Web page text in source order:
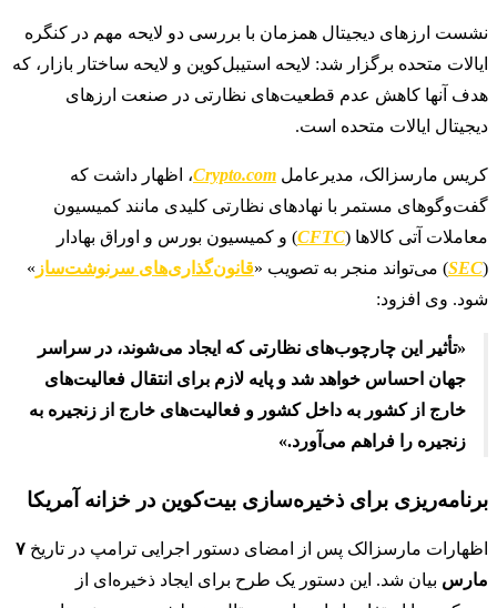
نشست ارزهای دیجیتال همزمان با بررسی دو لایحه مهم در کنگره
ایالات متحده برگزار شد: لایحه استیبل‌کوین و لایحه ساختار بازار، که
هدف آنها کاهش عدم قطعیت‌های نظارتی در صنعت ارزهای
دیجیتال ایالات متحده است.
کریس مارسزالک، مدیرعامل Crypto.com، اظهار داشت که
گفت‌وگوهای مستمر با نهادهای نظارتی کلیدی مانند کمیسیون
معاملات آتی کالاها (CFTC) و کمیسیون بورس و اوراق بهادار
(
SEC) می‌تواند منجر به تصویب «قانون‌گذاری‌های سرنوشت‌ساز »
شود. وی افزود:
«تأثیر این چارچوب‌های نظارتی که ایجاد می‌شوند، در سراسر
جهان احساس خواهد شد و پایه لازم برای انتقال فعالیت‌های
خارج از کشور به داخل کشور و فعالیت‌های خارج از زنجیره به
زنجیره را فراهم می‌آورد.»
برنامه‌ریزی برای ذخیره‌سازی بیت‌کوین در خزانه آمریکا
اظهارات مارسزالک پس از امضای دستور اجرایی ترامپ در تاریخ ۷
مارس بیان شد. این دستور یک طرح برای ایجاد ذخیره‌ای از